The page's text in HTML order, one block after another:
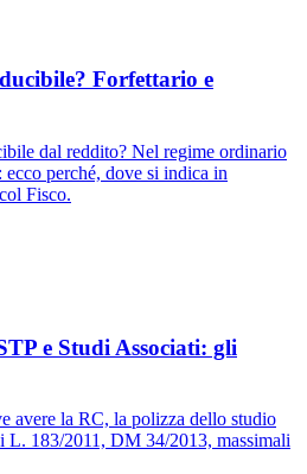
Forfettario e
dal reddito? Nel regime ordinario
perché, dove si indica in
Fisco.
e Studi Associati: gli
avere la RC, la polizza dello studio
L. 183/2011, DM 34/2013, massimali